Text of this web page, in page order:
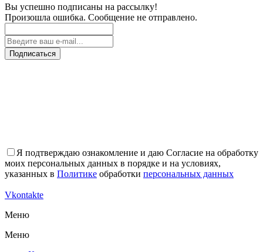
Вы успешно подписаны на рассылку!
Произошла ошибка. Сообщение не отправлено.
Подписаться
Я подтверждаю ознакомление и даю Согласие на обработку
моих персональных данных в порядке и на условиях,
указанных в Политике обработки персональных данных
Vkontakte
Меню
Меню